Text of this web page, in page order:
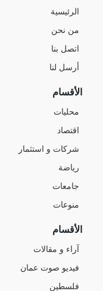
الرئيسية
من نحن
اتصل بنا
أرسل لنا
الأقسام
محليات
اقتصاد
شركات و استثمار
رياضة
جامعات
منوعات
الأقسام
آراء و مقالات
فيديو صوت عمان
فلسطين